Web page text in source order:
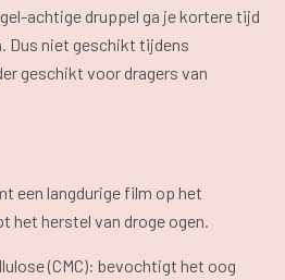
achtige druppel ga je kortere tijd
Dus niet geschikt tijdens
geschikt voor dragers van
een langdurige film op het
het herstel van droge ogen.
(CMC): bevochtigt het oog